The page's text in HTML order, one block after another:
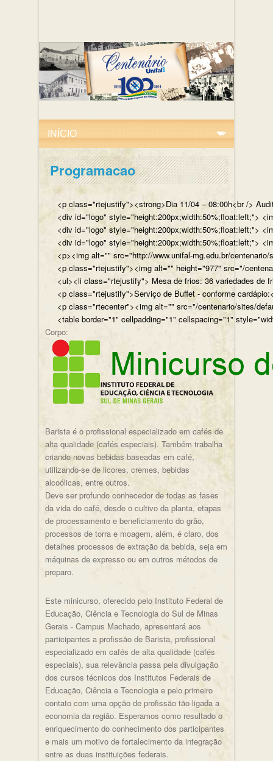
Programacao
<p class="rtejustify"><strong>Dia 11/04 – 08:00h<br />
<div id="logo" style="height:200px;width:50%;float:left;">
<div id="logo" style="height:200px;width:50%;float:left;">
<div id="logo" style="height:200px;width:50%;float:left;">
<p><img alt="" src="http://www.unifal-mg.edu.br/
<p class="rtejustify"><img alt="" height="977" src="/
<ul><li class="rtejustify"> Mesa de frios: 36 variedades de
<p class="rtejustify">Serviço de Buffet - conforme
<p class="rtecenter"><img alt="" src="/centenario/sites/
<table border="1" cellpadding="1" cellspacing="1"
Corpo:
Barista é o profissional especializado em cafés de
alta qualidade (cafés especiais). Também trabalha
criando novas bebidas baseadas em café,
utilizando-se de licores, cremes, bebidas
alcoólicas, entre outros.
Deve ser profundo conhecedor de todas as fases
da vida do café, desde o cultivo da planta, etapas
de processamento e beneficiamento do grão,
processos de torra e moagem, além, é claro, dos
detalhes processos de extração da bebida, seja em
máquinas de expresso ou em outros métodos de
preparo.
Este minicurso, oferecido pelo Instituto Federal de
Educação, Ciência e Tecnologia do Sul de Minas
Gerais - Campus Machado, apresentará aos
participantes a profissão de Barista, profissional
especializado em cafés de alta qualidade (cafés
especiais), sua relevância passa pela divulgação
dos cursos técnicos dos Institutos Federais de
Educação, Ciência e Tecnologia e pelo primeiro
contato com uma opção de profissão tão ligada a
economia da região. Esperamos como resultado o
enriquecimento do conhecimento dos participantes
e mais um motivo de fortalecimento da integração
entre as duas instituições federais.